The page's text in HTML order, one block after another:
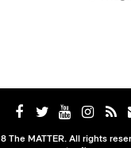
The MATTER. All rights